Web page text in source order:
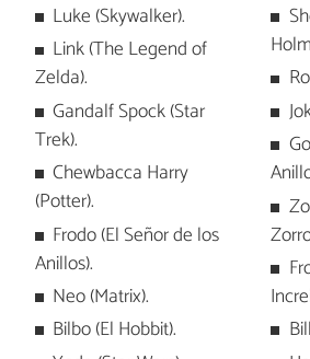
Luke (Skywalker).
Link (The Legend of
Zelda).
Gandalf Spock (Star
Trek).
Chewbacca Harry
(Potter).
Frodo (El Señor de los
Anillos).
Neo (Matrix).
Bilbo (El Hobbit).